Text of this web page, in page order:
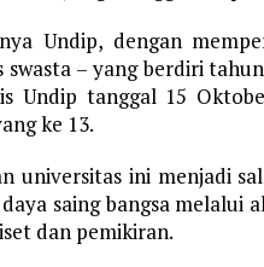
Undip, dengan
– yang berdiri
Undip tanggal 15
ke 13.
universitas ini menjadi
saing bangsa melalui
dan pemikiran.